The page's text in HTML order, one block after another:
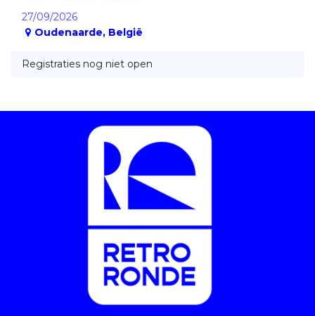
27/09/2026
Oudenaarde, België
Registraties nog niet open